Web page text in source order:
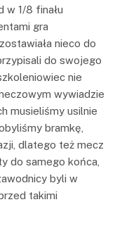
w 1/8 finału
gra
nieco do
do swojego
nie
wywiadzie
musieliśmy usilnie
bramkę,
dlatego też mecz
do samego końca,
byli w
takimi